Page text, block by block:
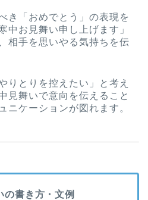
き「おめでとう」の表現を
中お見舞い申し上げます」
相手を思いやる気持ちを伝
りとりを控えたい」と考え
見舞いで意向を伝えること
ニケーションが図れます。
の書き方・文例